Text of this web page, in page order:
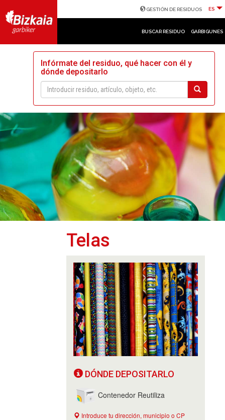
GESTIÓN DE RESIDUOS ES
BUSCAR RESIDUO GARBIGUNES
Infórmate del residuo, qué hacer con él y
dónde depositarlo
Telas
DÓNDE DEPOSITARLO
Contenedor Reutiliza
Introduce tu dirección, municipio o CP